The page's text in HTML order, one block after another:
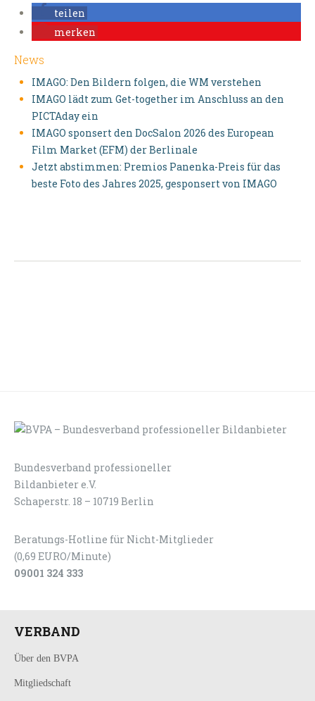
teilen
merken
News
IMAGO: Den Bildern folgen, die WM verstehen
IMAGO lädt zum Get-together im Anschluss an den
PICTAday ein
IMAGO sponsert den DocSalon 2026 des European
Film Market (EFM) der Berlinale
Jetzt abstimmen: Premios Panenka-Preis für das
beste Foto des Jahres 2025, gesponsert von IMAGO
Bundesverband professioneller
Bildanbieter e.V.
Schaperstr. 18 – 10719 Berlin
Beratungs-Hotline für Nicht-Mitglieder
(0,69 EURO/Minute)
09001 324 333
VERBAND
Über den BVPA
Mitgliedschaft